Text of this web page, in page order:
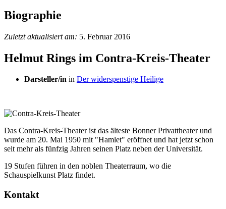
Biographie
Zuletzt aktualisiert am: 5. Februar 2016
Helmut Rings im Contra-Kreis-Theater
Darsteller/in in Der widerspenstige Heilige
Das Contra-Kreis-Theater ist das älteste Bonner Privattheater und
wurde am 20. Mai 1950 mit "Hamlet" eröffnet und hat jetzt schon
seit mehr als fünfzig Jahren seinen Platz neben der Universität.
19 Stufen führen in den noblen Theaterraum, wo die
Schauspielkunst Platz findet.
Kontakt